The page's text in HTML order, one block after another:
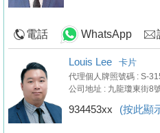
電話 WhatsApp
Louis Lee 卡片
代理個人牌照號碼 : S-
公司地址 : 九龍瓊東街8
934453xx (按此顯